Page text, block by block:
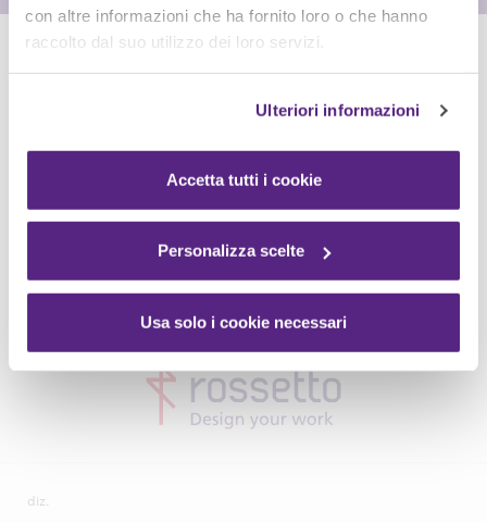
con altre informazioni che ha fornito loro o che hanno
raccolto dal suo utilizzo dei loro servizi.
Ulteriori informazioni
Accetta tutti i cookie
Personalizza scelte
Usa solo i cookie necessari
diz.